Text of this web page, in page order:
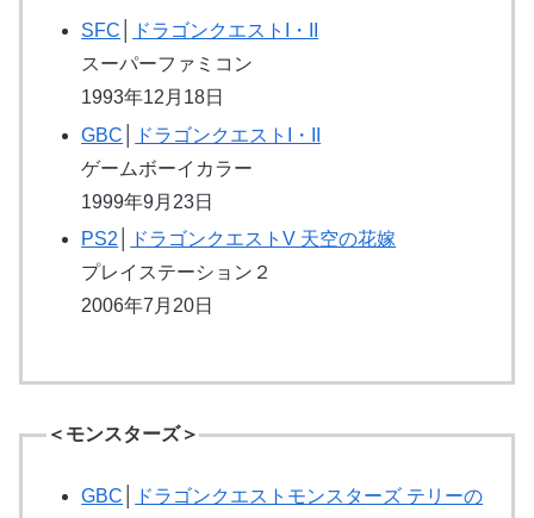
SFC
ドラゴンクエストI・II
スーパーファミコン
1993年12月18日
GBC
ドラゴンクエストI・II
ゲームボーイカラー
1999年9月23日
PS2
ドラゴンクエストV 天空の花嫁
プレイステーション２
2006年7月20日
＜モンスターズ＞
GBC ドラゴンクエストモンスターズ テリーの